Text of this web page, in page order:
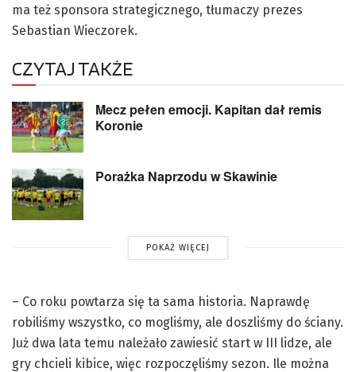
ma też sponsora strategicznego, tłumaczy prezes
Sebastian Wieczorek.
CZYTAJ TAKŻE
Mecz pełen emocji. Kapitan dał remis
Koronie
Porażka Naprzodu w Skawinie
POKAŻ WIĘCEJ
– Co roku powtarza się ta sama historia. Naprawdę
robiliśmy wszystko, co mogliśmy, ale doszliśmy do ściany.
Już dwa lata temu należało zawiesić start w III lidze, ale
gry chcieli kibice, więc rozpoczęliśmy sezon. Ile można